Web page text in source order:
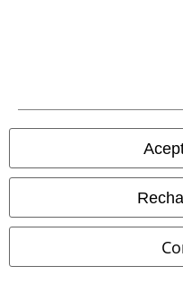
Todos los precios incluyen el
© 1986-2026 E.M.P.
Tiendas EMP online